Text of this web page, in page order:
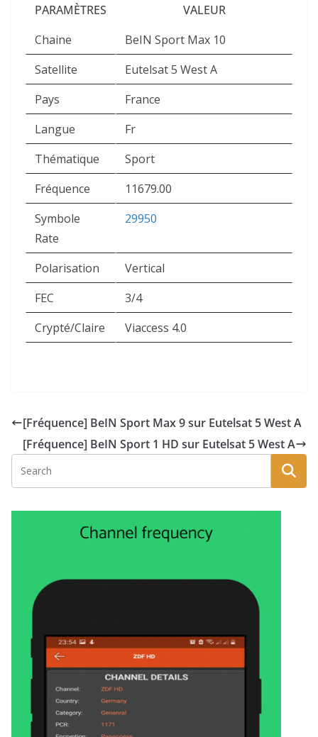
PARAMÈTRES
VALEUR
Chaine
BeIN Sport Max 10
Satellite
Eutelsat 5 West A
Pays
France
Langue
Fr
Thématique
Sport
Fréquence
11679.00
Symbole
Rate
29950
Polarisation
Vertical
FEC
3/4
Crypté/Claire
Viaccess 4.0
[Fréquence] BeIN Sport Max 9 sur Eutelsat 5 West A
[Fréquence] BeIN Sport 1 HD sur Eutelsat 5 West A